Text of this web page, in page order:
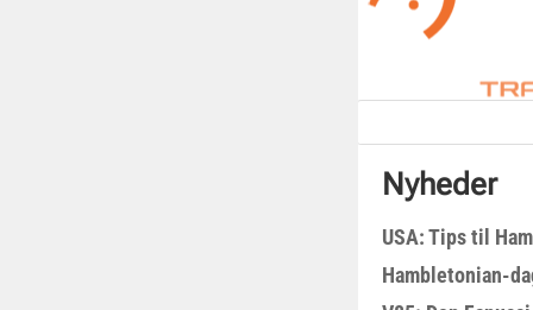
Nyheder
USA: Tips til
Hambletonian-